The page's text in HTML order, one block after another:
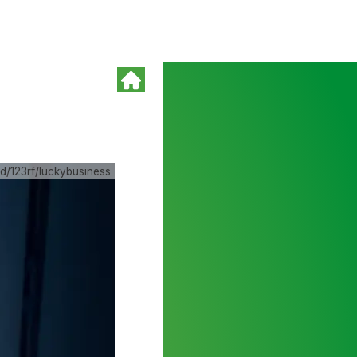
123rf/luckybusiness